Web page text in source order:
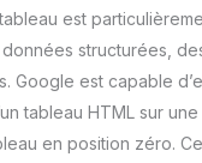
très utile sur le clavier et
SOUS WINDOWS 11:
bénéficiez d'une interface
de sécurité avancées et
fluide avec tous les services
est
structurées,
Google est capable
tableau HTML sur
en position zéro.